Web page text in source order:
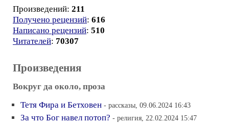
Произведений: 211
Получено рецензий: 616
Написано рецензий: 510
Читателей: 70307
Произведения
Вокруг да около, проза
Тетя Фира и Бетховен - рассказы, 09.06.2024 16:43
За что Бог навел потоп? - религия, 22.02.2024 15:47